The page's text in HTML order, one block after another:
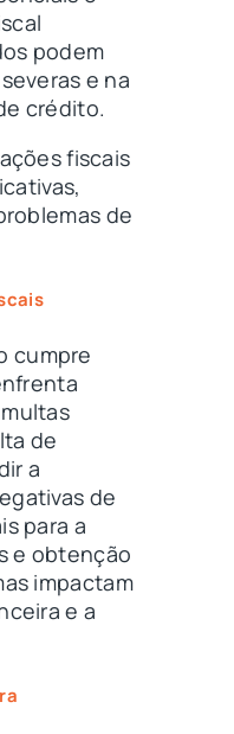
podem
e na
crédito.
fiscais
de
cumpre
de
a
de
para a
e obtenção
impactam
e a